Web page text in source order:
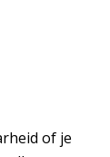
of je